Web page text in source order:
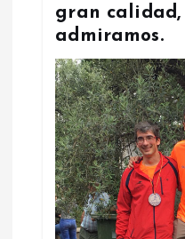
gran
admiramos.